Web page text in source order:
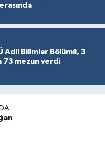
Adli Bilimler Bölümü, 3
73 mezun verdi